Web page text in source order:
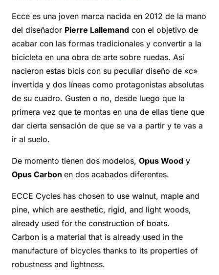
Ecce es una joven marca nacida en 2012 de la mano
del diseñador Pierre Lallemand con el objetivo de
acabar con las formas tradicionales y convertir a la
bicicleta en una obra de arte sobre ruedas. Así
nacieron estas bicis con su peculiar diseño de «c»
invertida y dos líneas como protagonistas absolutas
de su cuadro. Gusten o no, desde luego que la
primera vez que te montas en una de ellas tiene que
dar cierta sensación de que se va a partir y te vas a
ir al suelo.
De momento tienen dos modelos, Opus Wood y
Opus Carbon en dos acabados diferentes.
ECCE Cycles has chosen to use walnut, maple and
pine, which are aesthetic, rigid, and light woods,
already used for the construction of boats.
Carbon is a material that is already used in the
manufacture of bicycles thanks to its properties of
robustness and lightness.